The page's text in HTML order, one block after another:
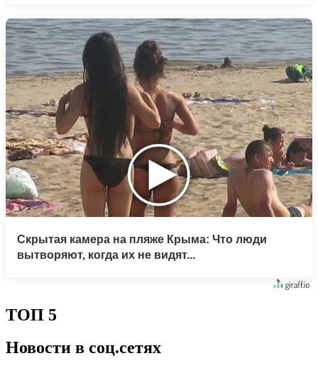
Скрытая камера на пляже Крыма: Что люди
вытворяют, когда их не видят...
ТОП 5
Новости в соц.сетях